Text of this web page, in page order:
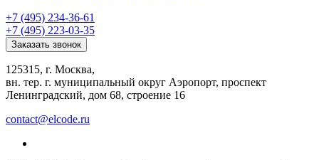
+7 (495) 234-36-61
+7 (495) 223-03-35
Заказать звонок
125315, г. Москва,
вн. тер. г. муниципальный округ Аэропорт, проспект
Ленинградский, дом 68, строение 16
contact@elcode.ru